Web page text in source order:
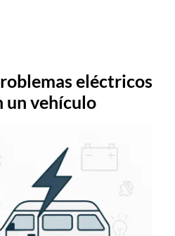
eléctricos
un vehículo